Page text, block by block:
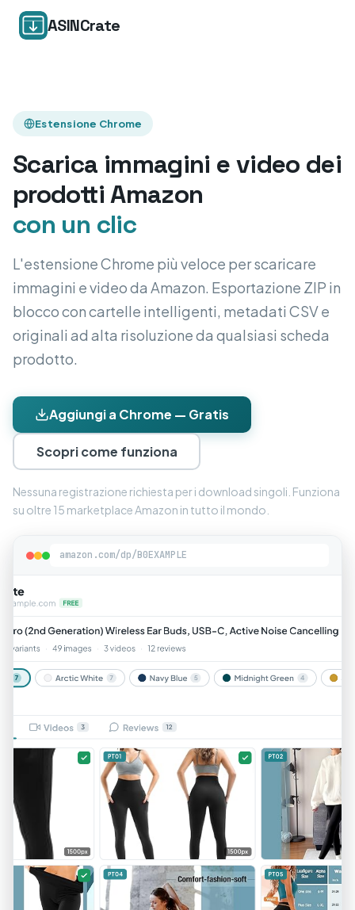
ASINCrate
Estensione Chrome
Scarica immagini e video dei
prodotti Amazon
con un clic
L'estensione Chrome più veloce per scaricare
immagini e video da Amazon. Esportazione ZIP in
blocco con cartelle intelligenti, metadati CSV e
originali ad alta risoluzione da qualsiasi scheda
prodotto.
Aggiungi a Chrome — Gratis
Scopri come funziona
Nessuna registrazione richiesta per i download singoli. Funziona
su oltre 15 marketplace Amazon in tutto il mondo.
amazon.com/dp/B0EXAMPLE